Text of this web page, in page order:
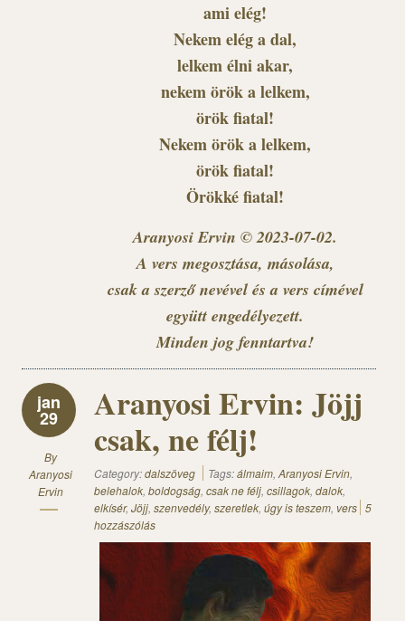
ami elég!
Nekem elég a dal,
lelkem élni akar,
nekem örök a lelkem,
örök fiatal!
Nekem örök a lelkem,
örök fiatal!
Örökké fiatal!
Aranyosi Ervin © 2023-07-02.
A vers megosztása, másolása,
csak a szerző nevével és a vers címével
együtt engedélyezett.
Minden jog fenntartva!
jan
29
By
Aranyosi
Ervin
Aranyosi Ervin: Jöjj
csak, ne félj!
Category:dalszöveg Tags:álmaim, Aranyosi Ervin,
belehalok, boldogság, csak ne félj, csillagok, dalok,
elkísér, Jöjj, szenvedély, szeretlek, úgy is teszem, vers 5
hozzászólás